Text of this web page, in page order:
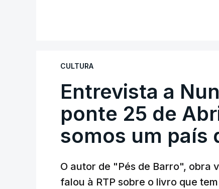
CULTURA
Entrevista a
ponte 25 de
somos um país
O autor de "Pés de Barro", obra
falou à RTP sobre o livro que